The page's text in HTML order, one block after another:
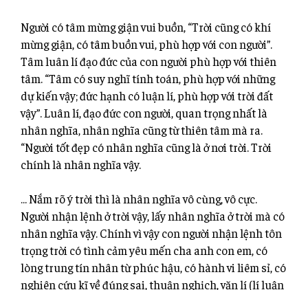
Người có tâm mừng giận vui buồn, “Trời cũng có khí
mừng giận, có tâm buồn vui, phù hợp với con người”.
Tâm luân lí đạo đức của con người phù hợp với thiên
tâm. “Tâm có suy nghĩ tính toán, phù hợp với những
dự kiến vậy; đức hạnh có luận lí, phù hợp với trời đất
vậy”. Luân lí, đạo đức con người, quan trọng nhất là
nhân nghĩa, nhân nghĩa cũng từ thiên tâm mà ra.
“Người tốt đẹp có nhân nghĩa cũng là ở nơi trời. Trời
chính là nhân nghĩa vậy.
… Nắm rõ ý trời thì là nhân nghĩa vô cùng, vô cực.
Người nhận lệnh ở trời vậy, lấy nhân nghĩa ở trời mà có
nhân nghĩa vậy. Chính vì vậy con người nhận lệnh tôn
trọng trời có tình cảm yêu mến cha anh con em, có
lòng trung tín nhân từ phúc hậu, có hành vi liêm sỉ, có
nghiên cứu kĩ về đúng sai, thuận nghịch, văn lí (lí luận